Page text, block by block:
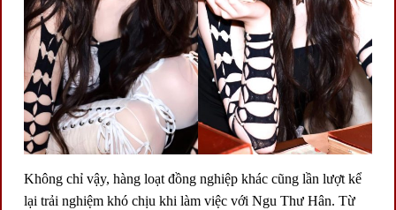
Không chỉ vậy, hàng loạt đồng nghiệp khác cũng lần lượt kể
lại trải nghiệm khó chịu khi làm việc với Ngu Thư Hân. Từ